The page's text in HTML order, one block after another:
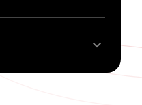
expand_more